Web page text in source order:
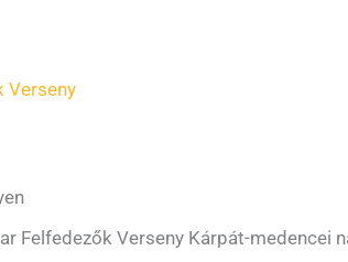
Verseny
Felfedezők Verseny Kárpát-medencei